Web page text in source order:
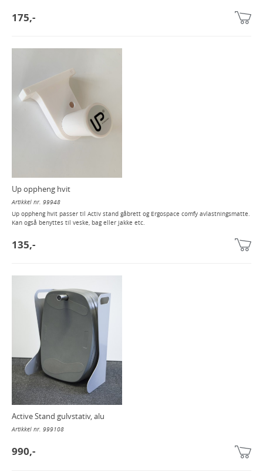
175,-
Up oppheng hvit
Artikkel nr. 99948
Up oppheng hvit passer til Activ stand gåbrett og Ergospace comfy avlastningsmatte.
Kan også benyttes til veske, bag eller jakke etc.
135,-
Active Stand gulvstativ, alu
Artikkel nr. 999108
990,-